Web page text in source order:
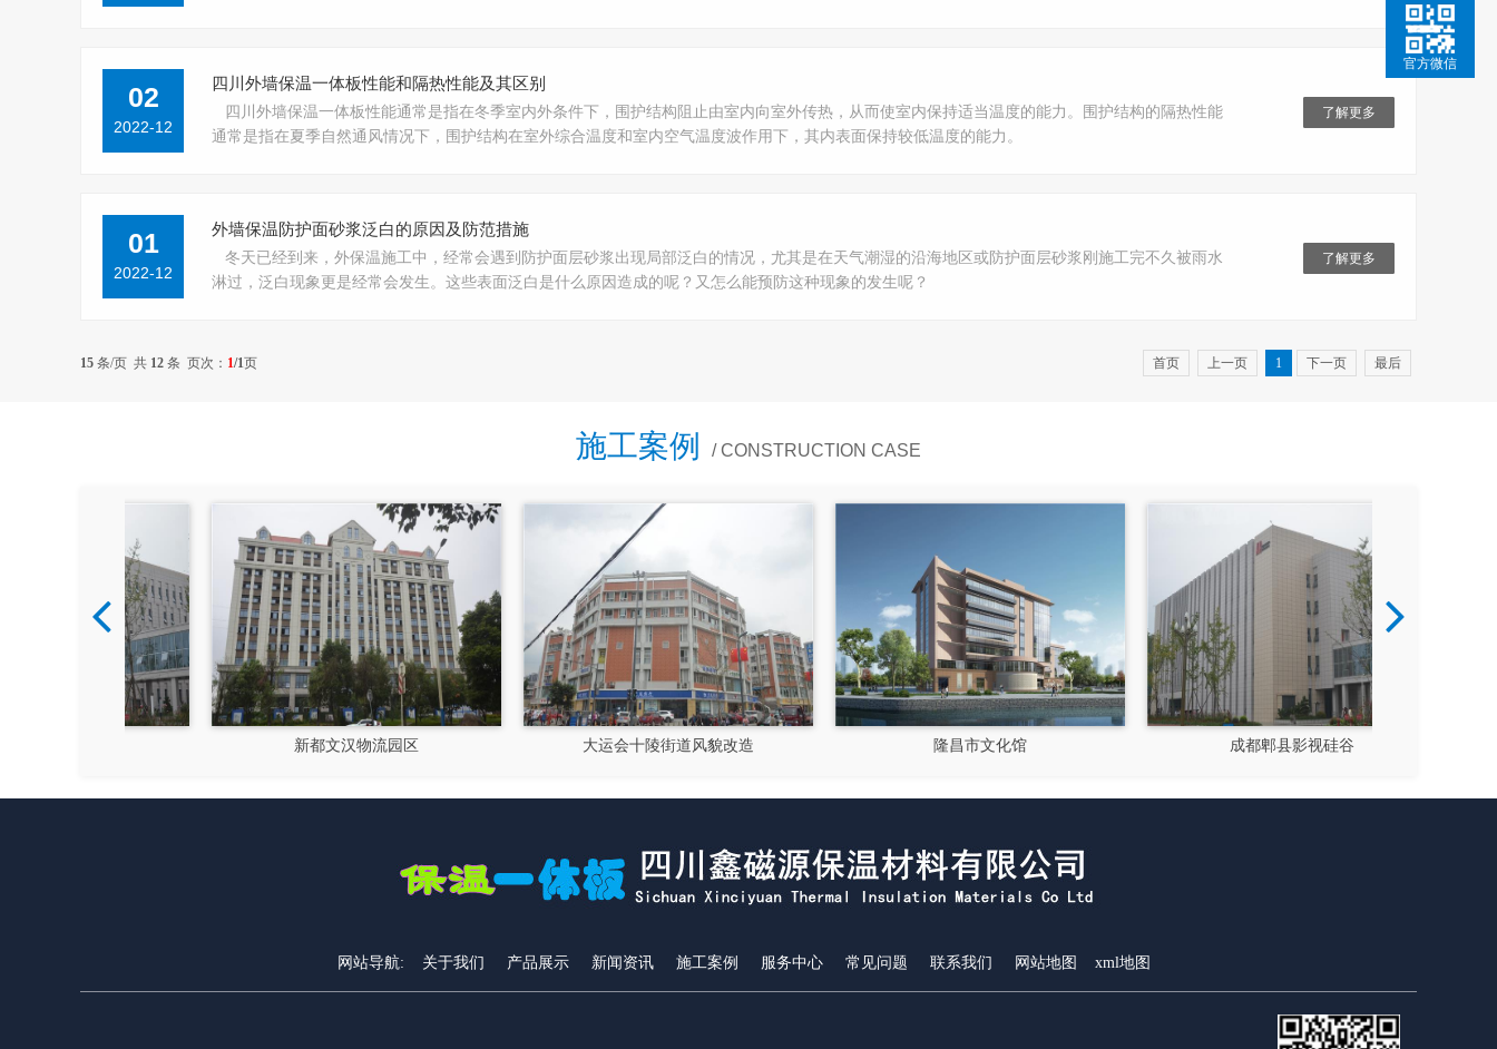
02
2022-12
四川外墙保温一体板性能和隔热性能及其区别
四川外墙保温一体板性能通常是指在冬季室内外条件下，围护结构阻止由室内向室外传热，从而使室内保持适当温度的能力。围护结构的隔热性能
通常是指在夏季自然通风情况下，围护结构在室外综合温度和室内空气温度波作用下，其内表面保持较低温度的能力。
了解更多
01
2022-12
外墙保温防护面砂浆泛白的原因及防范措施
冬天已经到来，外保温施工中，经常会遇到防护面层砂浆出现局部泛白的情况，尤其是在天气潮湿的沿海地区或防护面层砂浆刚施工完不久被雨水
淋过，泛白现象更是经常会发生。这些表面泛白是什么原因造成的呢？又怎么能预防这种现象的发生呢？
了解更多
15 条/页 共 12 条 页次： 1/1页 首页 上一页 1 下一页 最后
施工案例 / CONSTRUCTION CASE
新都文汉物流园区 大运会十陵街道风貌改造 隆昌市文化馆 成都郫县影视硅谷
网站导航: 关于我们 产品展示 新闻资讯 施工案例 服务中心 常见问题 联系我们 网站地图 xml地图
官方微信